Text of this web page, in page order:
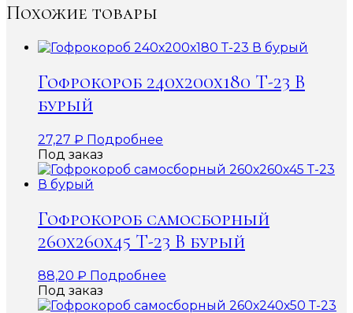
Похожие товары
Гофрокороб 240х200х180 Т-23 В
бурый
27,27 ₽ Подробнее
Под заказ
Гофрокороб самосборный
260х260х45 Т-23 В бурый
88,20 ₽ Подробнее
Под заказ